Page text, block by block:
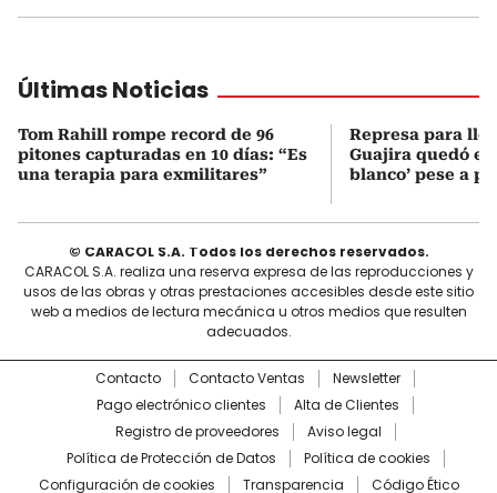
Últimas Noticias
Tom Rahill rompe record de 96
pitones capturadas en 10 días: “Es
una terapia para exmilitares”
Represa para
Guajira quedó en
blanco’ pese a
© CARACOL S.A. Todos los derechos reservados.
CARACOL S.A. realiza una reserva expresa de las reproducciones y
usos de las obras y otras prestaciones accesibles desde este sitio
web a medios de lectura mecánica u otros medios que resulten
adecuados.
Contacto Contacto Ventas
Newsletter
Pago electrónico clientes
Alta de Clientes
Registro de proveedores
Aviso legal
Política de Protección de Datos
Política de cookies
Configuración de cookies
Transparencia Código Ético